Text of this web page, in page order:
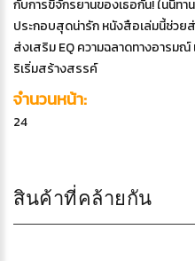
กับการขี่จักรยานของเธอกัน! ในนิท
ประกอบสุดน่ารัก หนังสือเล่มนี้ช่ว
ส่งเสริม EQ ความฉลาดทางอารมณ์
ริเริ่มสร้างสรรค์
จำนวนหน้า:
24
สินค้าที่คล้ายกัน